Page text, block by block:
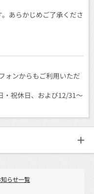
あらかじめご了承くださ
ォンからもご利用いただ
・祝休日、および12/31～
らせ一覧